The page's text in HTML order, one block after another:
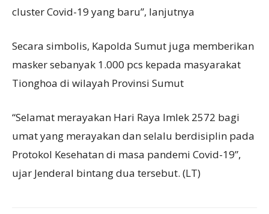
cluster Covid-19 yang baru”, lanjutnya
Secara simbolis, Kapolda Sumut juga memberikan
masker sebanyak 1.000 pcs kepada masyarakat
Tionghoa di wilayah Provinsi Sumut
“Selamat merayakan Hari Raya Imlek 2572 bagi
umat yang merayakan dan selalu berdisiplin pada
Protokol Kesehatan di masa pandemi Covid-19”,
ujar Jenderal bintang dua tersebut. (LT)